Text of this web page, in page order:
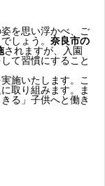
を思い浮かべ、ご
しょう。 奈良市の
されますが、入園
て習慣にすること
施いたします。こ
取り組みます。ま
る」子供へと働き